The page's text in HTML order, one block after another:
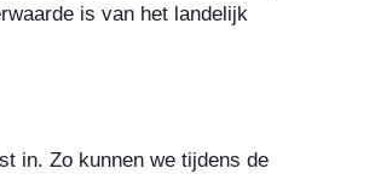
is van het landelijk
in. Zo kunnen we tijdens de